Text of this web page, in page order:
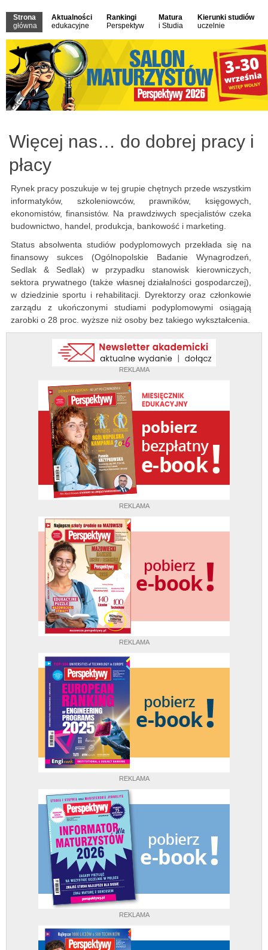
Strona
główna
Aktualności
edukacyjne
Rankingi
Perspektyw
Matura
i Studia
Kierunki studiów
uczelnie
REKLAMA
REKLAMA
REKLAMA
REKLAMA
REKLAMA
Więcej nas… do dobrej pracy i
płacy
Rynek pracy poszukuje w tej grupie chętnych przede wszystkim
informatyków, szkoleniowców, prawników, księgowych,
ekonomistów, finansistów. Na prawdziwych specjalistów czeka
budownictwo, handel, produkcja, bankowość i marketing.
Status absolwenta studiów podyplomowych przekłada się na
finansowy sukces (Ogólnopolskie Badanie Wynagrodzeń,
Sedlak & Sedlak) w przypadku stanowisk kierowniczych,
sektora prywatnego (także własnej działalności gospodarczej),
w dziedzinie sportu i rehabilitacji. Dyrektorzy oraz członkowie
zarządu z ukończonymi studiami podyplomowymi osiągają
zarobki o 28 proc. wyższe niż osoby bez takiego wykształcenia.